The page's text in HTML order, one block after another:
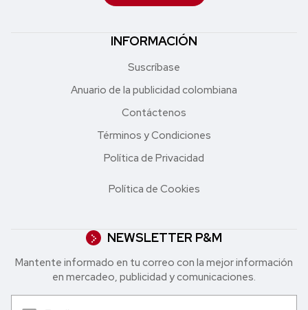
INFORMACIÓN
Suscríbase
Anuario de la publicidad colombiana
Contáctenos
Términos y Condiciones
Política de Privacidad
Política de Cookies
NEWSLETTER P&M
Mantente informado en tu correo con la mejor in formación
en mercadeo, publicidad y comunicaciones.